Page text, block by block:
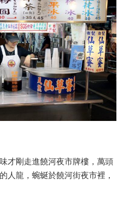
才剛走進饒河夜市牌樓，萬頭
人龍，蜿蜒於饒河街夜市裡，